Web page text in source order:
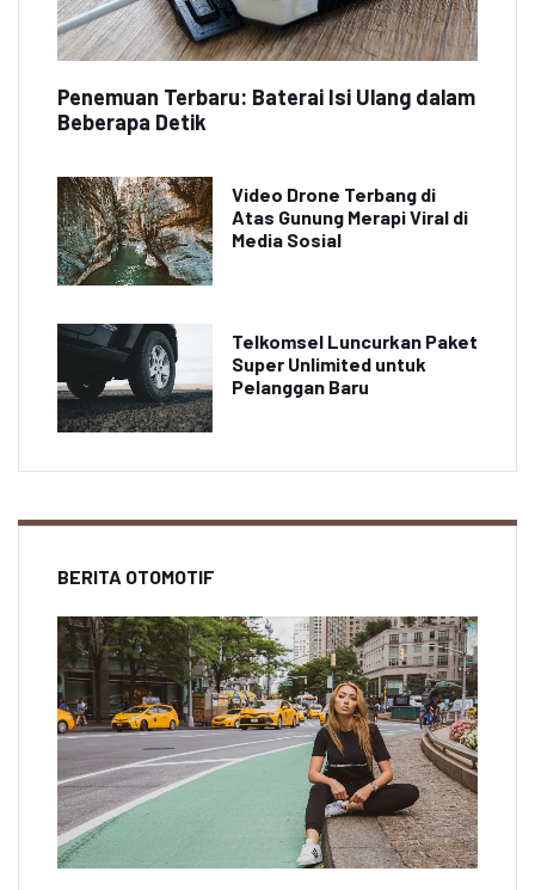
Penemuan Terbaru: Baterai Isi Ulang dalam
Beberapa Detik
Video Drone Terbang di
Atas Gunung Merapi Viral di
Media Sosial
Telkomsel Luncurkan Paket
Super Unlimited untuk
Pelanggan Baru
BERITA OTOMOTIF